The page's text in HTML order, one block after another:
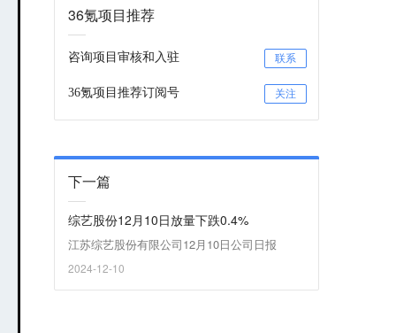
36氪项目推荐
咨询项目审核和入驻 联系
36氪项目推荐订阅号 关注
下一篇
综艺股份12月10日放量下跌0.4%
江苏综艺股份有限公司12月10日公司日报
2024-12-10